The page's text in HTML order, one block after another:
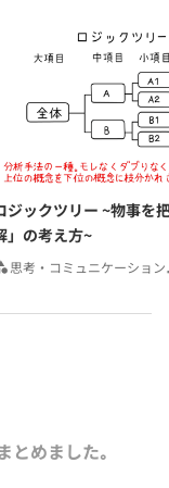
、マーケティング、
ング）などの講師を
知見録」に定期的
講演なども行ってい
ジックツリー ~物事を
」の考え方~
思考・コミュニケーション
とめました｡